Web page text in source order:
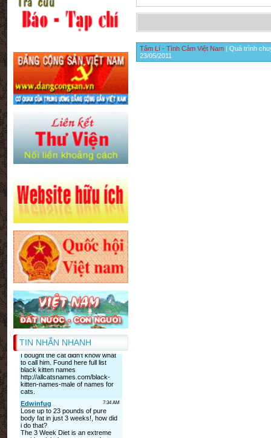
TIN NHẮN NHANH
Tâm Lí - Tình Cảm Việt Nam| Quá trình
23/05/2011